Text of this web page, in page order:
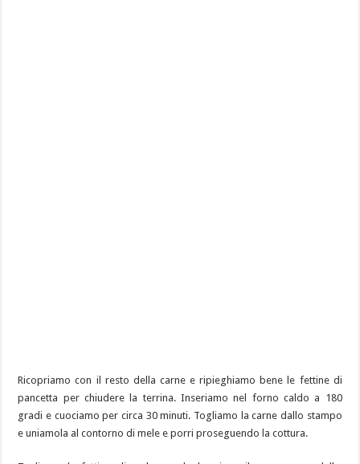
Ricopriamo con il resto della carne e ripieghiamo bene le fettine di
pancetta per chiudere la terrina. Inseriamo nel forno caldo a 180
gradi e cuociamo per circa 30 minuti. Togliamo la carne dallo stampo
e uniamola al contorno di mele e porri proseguendo la cottura.